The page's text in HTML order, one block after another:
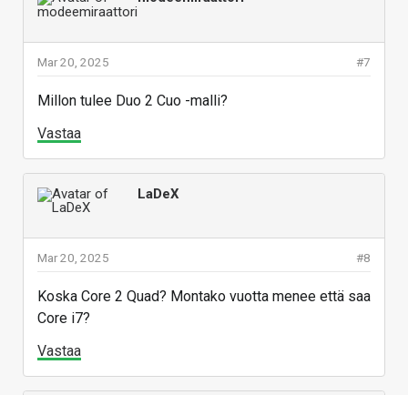
#7
Mar 20, 2025
Millon tulee Duo 2 Cuo -malli?
Vastaa
LaDeX
#8
Mar 20, 2025
Koska Core 2 Quad? Montako vuotta menee että saa
Core i7?
Vastaa